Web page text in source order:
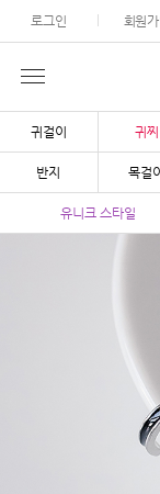
로그인 회원
귀걸이 귀찌
반지 목걸이
유니크 스타일